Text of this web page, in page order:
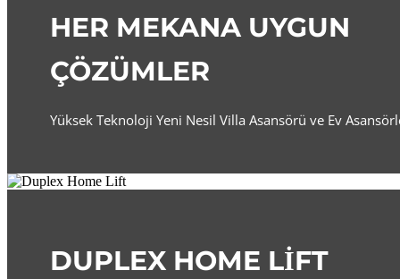
HER MEKANA UYGUN
ÇÖZÜMLER
Yüksek Teknoloji Yeni Nesil Villa Asansörü ve Ev
DUPLEX HOME LIFT